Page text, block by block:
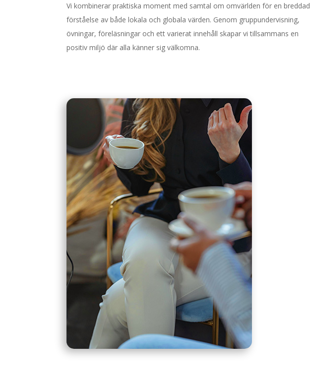
Vi kombinerar praktiska moment med samtal om omvärlden för en breddad
förståelse av både lokala och globala värden. Genom gruppundervisning,
övningar, föreläsningar och ett varierat innehåll skapar vi tillsammans en
positiv miljö där alla känner sig välkomna.